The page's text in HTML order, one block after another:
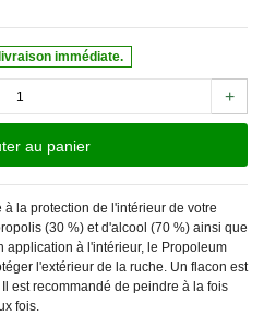
immédiate.
+
au panier
la protection de l'intérieur de votre
(30 %) et d'alcool (70 %) ainsi que
application à l'intérieur, le Propoleum
l'extérieur de la ruche. Un flacon est
est recommandé de peindre à la fois
fois.